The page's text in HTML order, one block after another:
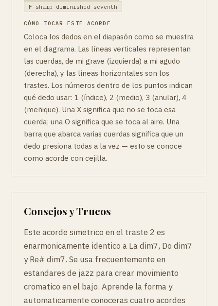
F-sharp diminished seventh
CÓMO TOCAR ESTE ACORDE
Coloca los dedos en el diapasón como se muestra
en el diagrama. Las líneas verticales representan
las cuerdas, de mi grave (izquierda) a mi agudo
(derecha), y las líneas horizontales son los
trastes. Los números dentro de los puntos indican
qué dedo usar: 1 (índice), 2 (medio), 3 (anular), 4
(meñique). Una X significa que no se toca esa
cuerda; una O significa que se toca al aire. Una
barra que abarca varias cuerdas significa que un
dedo presiona todas a la vez — esto se conoce
como acorde con cejilla.
Consejos y Trucos
Este acorde simetrico en el traste 2 es
enarmonicamente identico a La dim7, Do dim7
y Re# dim7. Se usa frecuentemente en
estandares de jazz para crear movimiento
cromatico en el bajo. Aprende la forma y
automaticamente conoceras cuatro acordes